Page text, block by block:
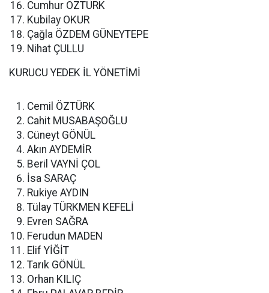
Cumhur ÖZTÜRK
Kubilay OKUR
Çağla ÖZDEM GÜNEYTEPE
Nihat ÇULLU
KURUCU YEDEK İL YÖNETİMİ
Cemil ÖZTÜRK
Cahit MUSABAŞOĞLU
Cüneyt GÖNÜL
Akın AYDEMİR
Beril VAYNİ ÇOL
İsa SARAÇ
Rukiye AYDIN
Tülay TÜRKMEN KEFELİ
Evren SAĞRA
Ferudun MADEN
Elif YİĞİT
Tarık GÖNÜL
Orhan KILIÇ